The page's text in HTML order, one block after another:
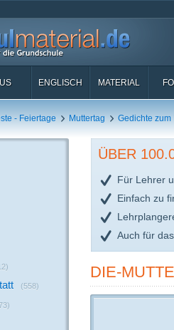
ENGLISCH MATERIAL
- Feiertage Muttertag Gedichte zum
(558)
ÜBER
Für Lehrer
Einfach zu
Auch für
DIE-